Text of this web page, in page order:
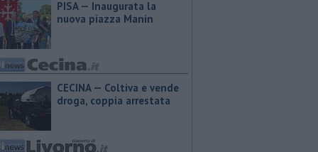
PISA — Inaugurata la
nuova piazza Manin
CECINA — Coltiva e vende
droga, coppia arrestata